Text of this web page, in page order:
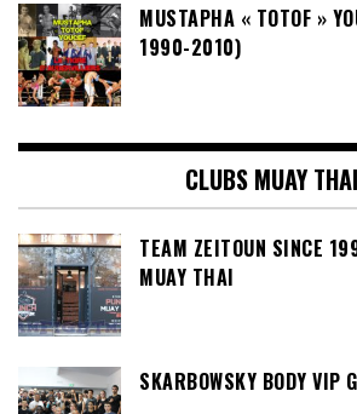
MUSTAPHA « TOTOF »
1990-2010)
CLUBS MUAY THAI
TEAM ZEITOUN SINCE
MUAY THAI
SKARBOWSKY BODY VIP